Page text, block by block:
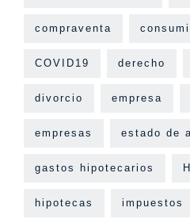
compraventa
COVID19 derecho
divorcio empresa
empresas estado de
gastos hipotecarios
hipotecas impuestos